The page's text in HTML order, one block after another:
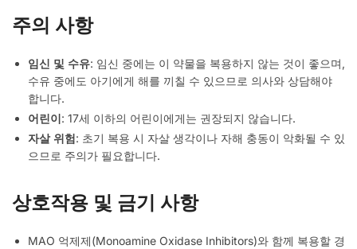
주의 사항
임신 및 수유: 임신 중에는 이 약물을 복용하지 않는 것이 좋으며,
수유 중에도 아기에게 해를 끼칠 수 있으므로 의사와 상담해야
합니다.
어린이: 17세 이하의 어린이에게는 권장되지 않습니다.
자살 위험: 초기 복용 시 자살 생각이나 자해 충동이 악화될 수 있
으므로 주의가 필요합니다.
상호작용 및 금기 사항
MAO 억제제(Monoamine Oxidase Inhibitors)와 함께 복용할 경